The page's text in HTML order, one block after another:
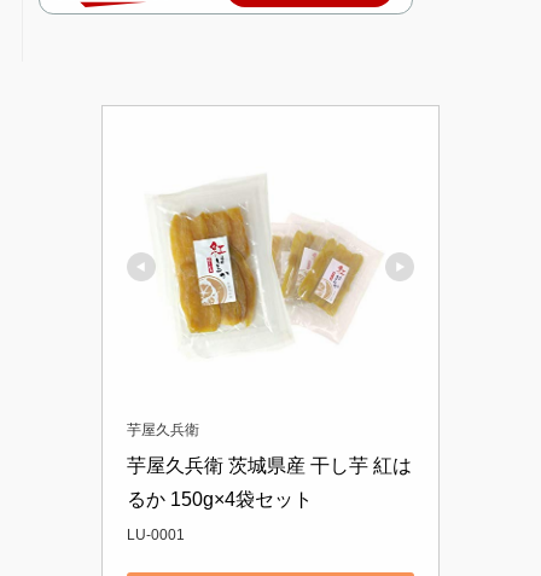
芋屋久兵衛
芋屋久兵衛 茨城県産 干し芋 紅は
るか 150g×4袋セット
LU-0001